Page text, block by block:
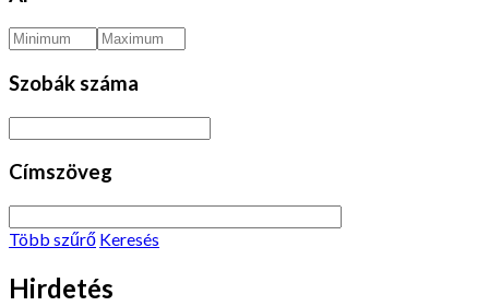
Szobák száma
Címszöveg
Több szűrő Keresés
Hirdetés